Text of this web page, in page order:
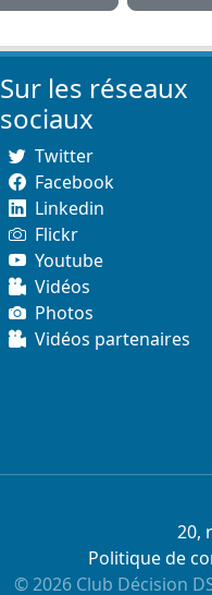
Sur les réseaux
sociaux
Twitter
Facebook
Linkedin
Flickr
Youtube
Vidéos
Photos
Vidéos partenaires
20,
Politique de
© 2026 Club Décision